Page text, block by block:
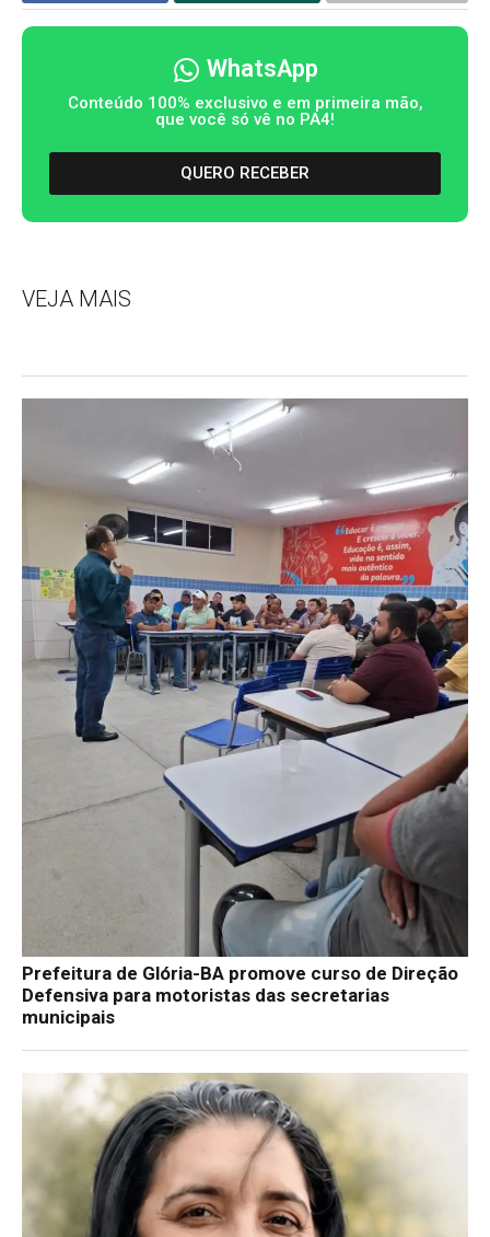
WhatsApp
Conteúdo 100% exclusivo e em primeira mão,
que você só vê no PA4!
QUERO RECEBER
VEJA MAIS
Prefeitura de Glória-BA promove curso de Direção
Defensiva para motoristas das secretarias
municipais